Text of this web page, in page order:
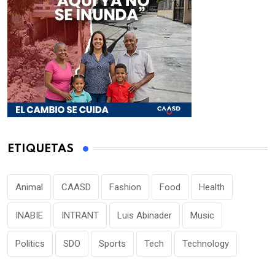
ETIQUETAS
Animal CAASD Fashion Food Health
INABIE INTRANT Luis Abinader Music
Politics SDO Sports Tech Technology